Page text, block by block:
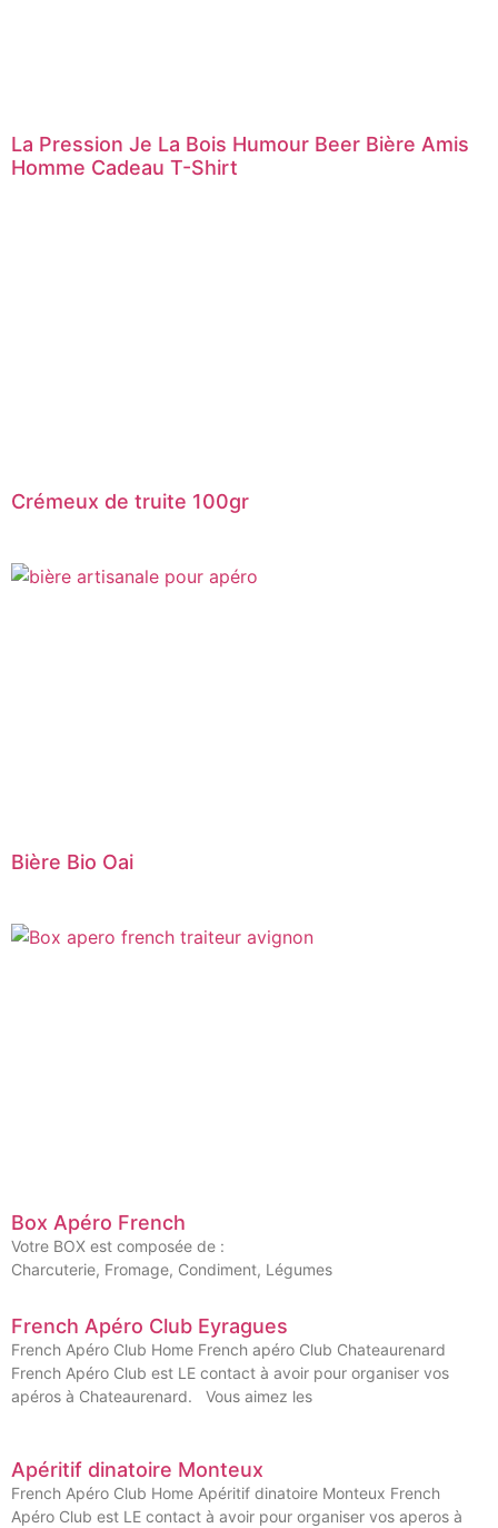
La Pression Je La Bois Humour Beer Bière Amis
Homme Cadeau T-Shirt
Crémeux de truite 100gr
Bière Bio Oai
Box Apéro French
Votre BOX est composée de :
Charcuterie, Fromage, Condiment, Légumes
French Apéro Club Eyragues
French Apéro Club Home French apéro Club Chateaurenard
French Apéro Club est LE contact à avoir pour organiser vos
apéros à Chateaurenard. Vous aimez les
Apéritif dinatoire Monteux
French Apéro Club Home Apéritif dinatoire Monteux French
Apéro Club est LE contact à avoir pour organiser vos aperos à